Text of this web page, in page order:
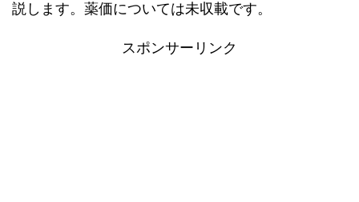
説します。薬価については未収載です。
スポンサーリンク